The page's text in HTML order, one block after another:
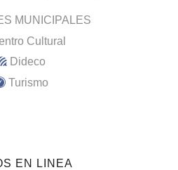
MUNICIPALES
Cultural
Dideco
Turismo
EN LINEA